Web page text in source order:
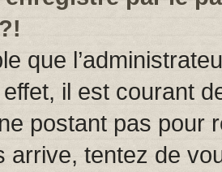
que
il est courant
postant pas pour
arrive, tentez de